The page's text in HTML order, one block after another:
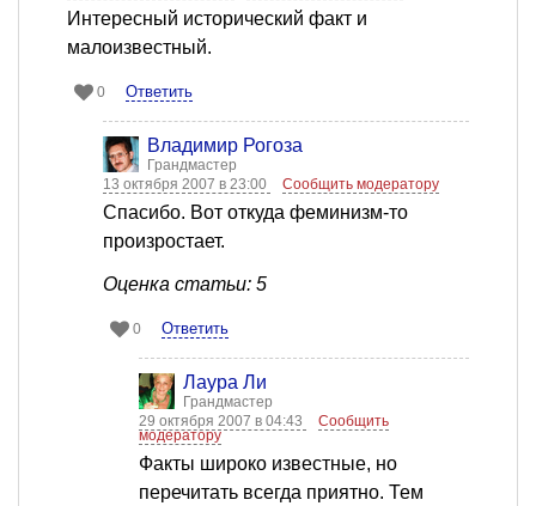
Интересный исторический факт и
малоизвестный.
0 Ответить
Владимир Рогоза
Грандмастер
13 октября 2007 в 23:00
Сообщить модератору
Спасибо. Вот откуда феминизм-то
произростает.
Оценка статьи: 5
0 Ответить
Лаура Ли
Грандмастер
29 октября 2007 в 04:43
Сообщить
модератору
Факты широко известные, но
перечитать всегда приятно. Тем